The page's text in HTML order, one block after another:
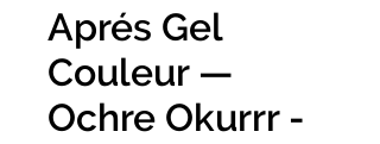
Aprés Gel
Couleur —
Ochre Okurrr -